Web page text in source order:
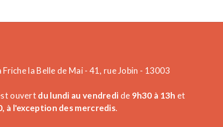
Friche la Belle de Mai - 41, rue Jobin - 13003
ouvert du lundi au vendredi de 9h30 à 13h et
à l'exception des mercredis.